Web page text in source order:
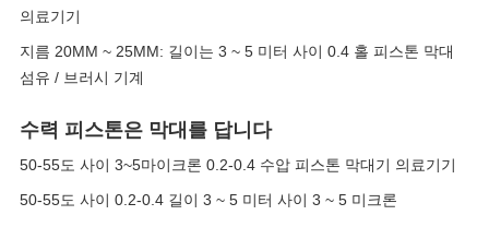
의료기기
지름 20MM ~ 25MM: 길이는 3 ~ 5 미터 사이 0.4 홀 피스톤 막대
섬유 / 브러시 기계
수력 피스톤은 막대를 답니다
50-55도 사이 3~5마이크론 0.2-0.4 수압 피스톤 막대기 의료기기
50-55도 사이 0.2-0.4 길이 3 ~ 5 미터 사이 3 ~ 5 미크론